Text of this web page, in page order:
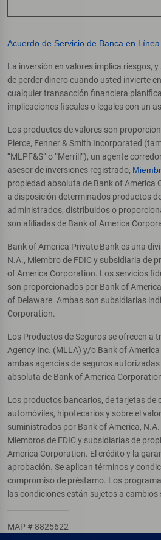
Acuerdo de Servicio de Banca en Línea
La inversión en valores implica riesgos,
de perder dinero cuando usted invierte
cualquier transacción financiera
implicaciones fiscales o legales con un
Los productos de valores son
Pierce, Fenner & Smith Incorporated
“MLPF&S” o “Merrill”), un agente
asesor de inversiones registrado,
propiedad absoluta de Bank of America
a disposición determinados productos
administrados, distribuidos o
son afiliadas de Bank of America
Bank of America Private Bank es una
N.A., Miembro de FDIC y subsidiaria de
of America Corporation. Los servicios
son proporcionados por Bank of
of Delaware. Ambas son subsidiarias
Corporation.
Los Productos de Seguros se ofrecen a
Agency Inc. (MLLA) y/o Bank of
ambas agencias de seguros
absoluta de Bank of America
Los productos bancarios, de tarjetas de
automóviles, hipotecarios y sobre el
suministrados por Bank of America,
Miembros de FDIC y subsidiarias de
America Corporation. El crédito y la
aprobación. Se aplican términos y
compromiso de préstamo. Los
las condiciones están sujetos a cambios
MAP # 8825622